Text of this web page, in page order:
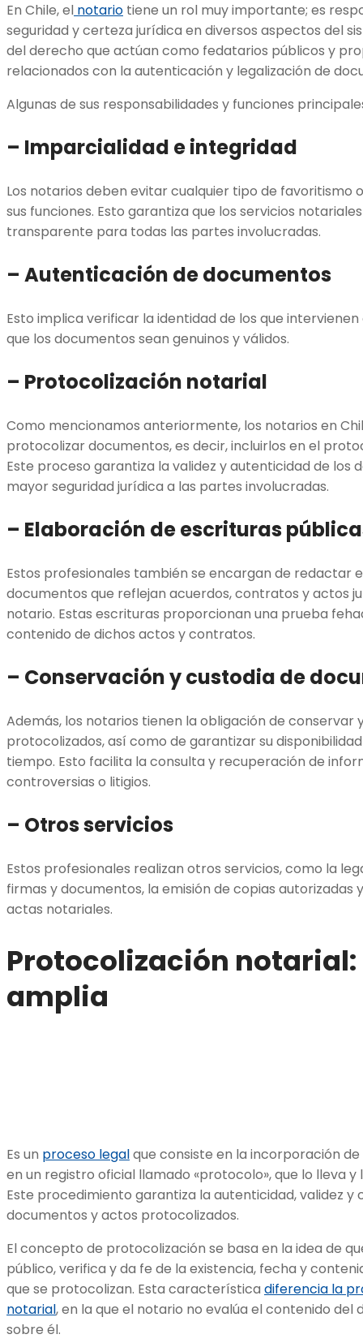
En Chile, el notario tiene un rol muy importante; es
seguridad y certeza jurídica en diversos aspectos del
del derecho que actúan como fedatarios públicos y
relacionados con la autenticación y legalización de
Algunas de sus responsabilidades y funciones
– Imparcialidad e integridad
Los notarios deben evitar cualquier tipo de favoritismo
sus funciones. Esto garantiza que los servicios
transparente para todas las partes involucradas.
– Autenticación de documentos
Esto implica verificar la identidad de los que
que los documentos sean genuinos y válidos.
– Protocolización notarial
Como mencionamos anteriormente, los notarios en
protocolizar documentos, es decir, incluirlos en el
Este proceso garantiza la validez y autenticidad de los
mayor seguridad jurídica a las partes involucradas.
– Elaboración de escrituras
Estos profesionales también se encargan de redactar
documentos que reflejan acuerdos, contratos y actos
notario. Estas escrituras proporcionan una prueba
contenido de dichos actos y contratos.
– Conservación y custodia de
Además, los notarios tienen la obligación de conservar
protocolizados, así como de garantizar su
tiempo. Esto facilita la consulta y recuperación de
controversias o litigios.
– Otros servicios
Estos profesionales realizan otros servicios, como la
firmas y documentos, la emisión de copias autorizadas
actas notariales.
Protocolización
amplia
Es un proceso legalque consiste en la incorporación
en un registro oficial llamado «protocolo», que lo lleva
Este procedimiento garantiza la autenticidad, validez y
documentos y actos protocolizados.
El concepto de protocolización se basa en la idea de
público, verifica y da fe de la existencia, fecha y
que se protocolizan. Esta característica diferencia la
notarial, en la que el notario no evalúa el contenido del
sobre él.